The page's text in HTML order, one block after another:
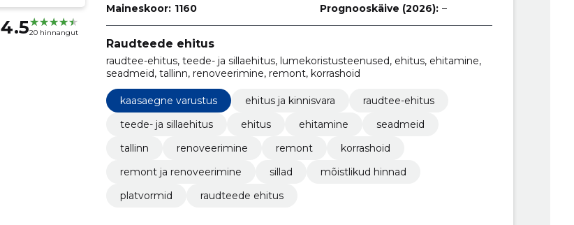
4.520 hinnangut
Maineskoor: 1160
Prognooskäive (2026): –
Raudteede ehitus
raudtee-ehitus, teede- ja sillaehitus, lumekoristusteenused, ehitus, ehitamine,
seadmeid, tallinn, renoveerimine, remont, korrashoid
kaasaegne varustus ehitus ja kinnisvara
raudtee-ehitus
teede- ja sillaehitus
ehitus ehitamine
seadmeid
tallinn
renoveerimine remont
korrashoid
remont ja renoveerimine
sillad
mõistlikud hinnad
platvormid
raudteede ehitus